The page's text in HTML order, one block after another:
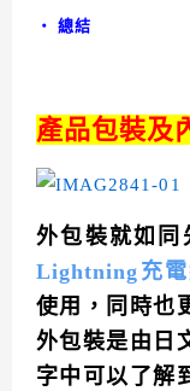
‧ 總結
產品包裝及
外包裝就如同
Lightning充
使用，同時也
外包裝是由日
字中可以了解